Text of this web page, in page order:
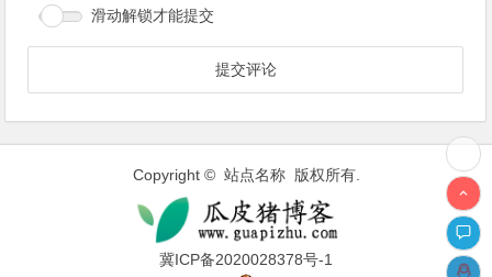
滑动解锁才能提交
Copyright © 站点名称 版权所有.
冀ICP备2020028378号-1